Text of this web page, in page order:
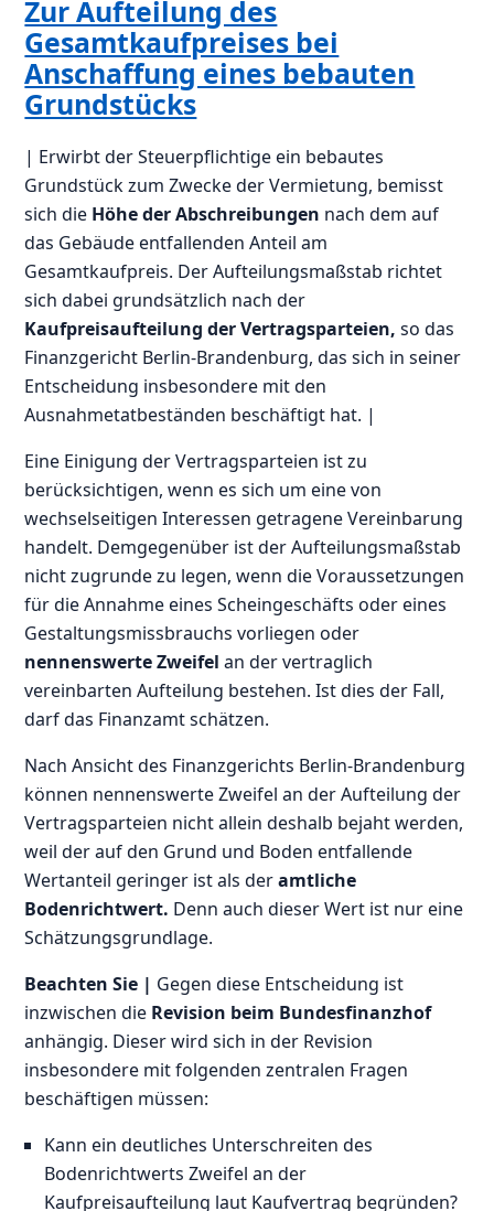
Zur Aufteilung des
Gesamtkaufpreises bei
Anschaffung eines bebauten
Grundstücks
| Erwirbt der Steuerpflichtige ein bebautes
Grundstück zum Zwecke der Vermietung, bemisst
sich die Höhe der Abschreibungen nach dem auf
das Gebäude entfallenden Anteil am
Gesamtkaufpreis. Der Aufteilungsmaßstab richtet
sich dabei grundsätzlich nach der
Kaufpreisaufteilung der Vertragsparteien, so das
Finanzgericht Berlin-Brandenburg, das sich in seiner
Entscheidung insbesondere mit den
Ausnahmetatbeständen beschäftigt hat. |
Eine Einigung der Vertragsparteien ist zu
berücksichtigen, wenn es sich um eine von
wechselseitigen Interessen getragene Vereinbarung
handelt. Demgegenüber ist der Aufteilungsmaßstab
nicht zugrunde zu legen, wenn die Voraussetzungen
für die Annahme eines Scheingeschäfts oder eines
Gestaltungsmissbrauchs vorliegen oder
nennenswerte Zweifel an der vertraglich
vereinbarten Aufteilung bestehen. Ist dies der Fall,
darf das Finanzamt schätzen.
Nach Ansicht des Finanzgerichts Berlin-Brandenburg
können nennenswerte Zweifel an der Aufteilung der
Vertragsparteien nicht allein deshalb bejaht werden,
weil der auf den Grund und Boden entfallende
Wertanteil geringer ist als deramtliche
Bodenrichtwert. Denn auch dieser Wert ist nur eine
Schätzungsgrundlage.
Beachten Sie | Gegen diese Entscheidung ist
inzwischen die Revision beim Bundesfinanzhof
anhängig. Dieser wird sich in der Revision
insbesondere mit folgenden zentralen Fragen
beschäftigen müssen:
Kann ein deutliches Unterschreiten des
Bodenrichtwerts Zweifel an der
Kaufpreisaufteilung laut Kaufvertrag begründen?